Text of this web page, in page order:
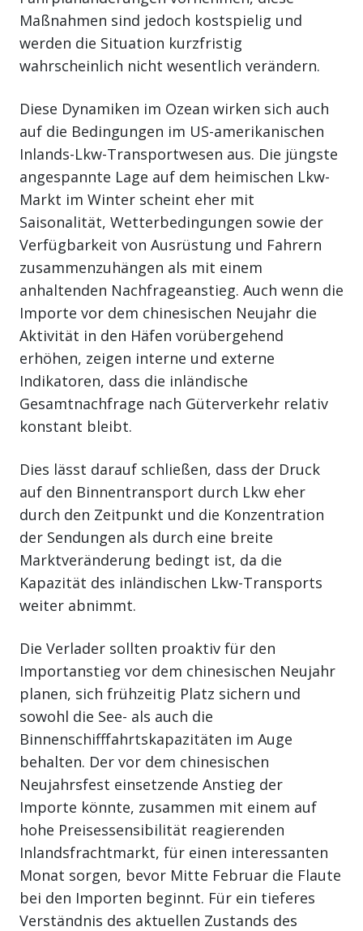
Maßnahmen sind jedoch kostspielig und
werden die Situation kurzfristig
wahrscheinlich nicht wesentlich verändern.
Diese Dynamiken im Ozean wirken sich auch
auf die Bedingungen im US-amerikanischen
Inlands-Lkw-Transportwesen aus. Die jüngste
angespannte Lage auf dem heimischen Lkw-
Markt im Winter scheint eher mit
Saisonalität, Wetterbedingungen sowie der
Verfügbarkeit von Ausrüstung und Fahrern
zusammenzuhängen als mit einem
anhaltenden Nachfrageanstieg. Auch wenn die
Importe vor dem chinesischen Neujahr die
Aktivität in den Häfen vorübergehend
erhöhen, zeigen interne und externe
Indikatoren, dass die inländische
Gesamtnachfrage nach Güterverkehr relativ
konstant bleibt.
Dies lässt darauf schließen, dass der Druck
auf den Binnentransport durch Lkw eher
durch den Zeitpunkt und die Konzentration
der Sendungen als durch eine breite
Marktveränderung bedingt ist, da die
Kapazität des inländischen Lkw-Transports
weiter abnimmt.
Die Verlader sollten proaktiv für den
Importanstieg vor dem chinesischen Neujahr
planen, sich frühzeitig Platz sichern und
sowohl die See- als auch die
Binnenschifffahrtskapazitäten im Auge
behalten. Der vor dem chinesischen
Neujahrsfest einsetzende Anstieg der
Importe könnte, zusammen mit einem auf
hohe Preisessensibilität reagierenden
Inlandsfrachtmarkt, für einen interessanten
Monat sorgen, bevor Mitte Februar die Flaute
bei den Importen beginnt. Für ein tieferes
Verständnis des aktuellen Zustands des